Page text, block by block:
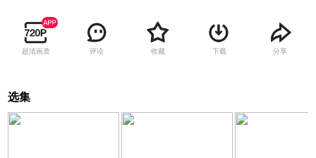
超清画质 评论 收藏 下载 分享
选集